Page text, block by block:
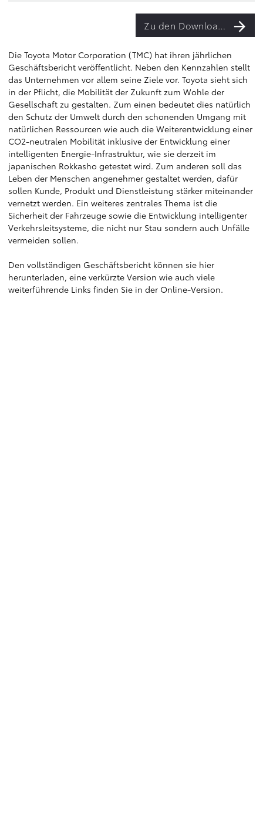
Zu den Downloads
Die Toyota Motor Corporation (TMC) hat ihren jährlichen
Geschäftsbericht veröffentlicht. Neben den Kennzahlen stellt
das Unternehmen vor allem seine Ziele vor. Toyota sieht sich
in der Pflicht, die Mobilität der Zukunft zum Wohle der
Gesellschaft zu gestalten. Zum einen bedeutet dies natürlich
den Schutz der Umwelt durch den schonenden Umgang mit
natürlichen Ressourcen wie auch die Weiterentwicklung einer
CO2-neutralen Mobilität inklusive der Entwicklung einer
intelligenten Energie-Infrastruktur, wie sie derzeit im
japanischen Rokkasho getestet wird. Zum anderen soll das
Leben der Menschen angenehmer gestaltet werden, dafür
sollen Kunde, Produkt und Dienstleistung stärker miteinander
vernetzt werden. Ein weiteres zentrales Thema ist die
Sicherheit der Fahrzeuge sowie die Entwicklung intelligenter
Verkehrsleitsysteme, die nicht nur Stau sondern auch Unfälle
vermeiden sollen.
Den vollständigen Geschäftsbericht können sie hier
herunterladen, eine verkürzte Version wie auch viele
weiterführende Links finden Sie in der Online-Version.